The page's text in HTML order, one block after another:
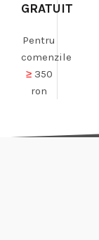
GRATUIT
Pentru
comenzile
≥350
ron